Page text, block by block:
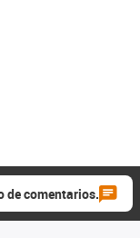
de comentarios.